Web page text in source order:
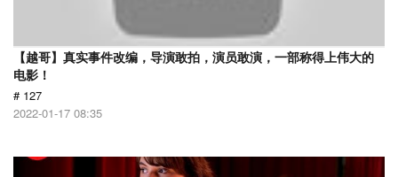
【越哥】真实事件改编，导演敢拍，演员敢演，一部称得上伟大的
电影！
# 127
2022-01-17 08:35